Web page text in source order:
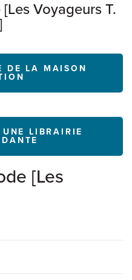
Voyageurs T.
DE LA MAISON
UNE LIBRAIRIE
[Les